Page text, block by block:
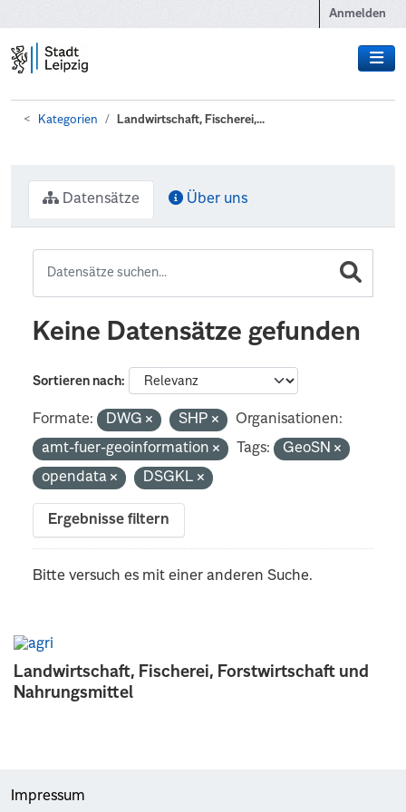
Anmelden
Kategorien Landwirtschaft, Fischerei,...
Landwirtschaft, Fischerei, Forstwirtschaft und
Nahrungsmittel
Datensätze Über uns
Keine Datensätze gefunden
Sortieren nach
Formate: DWG SHP
Organisationen:
amt-fuer-geoinformation
Tags:
GeoSN
opendata
DSGKL
Ergebnisse filtern
Bitte versuch es mit einer anderen Suche.
Impressum